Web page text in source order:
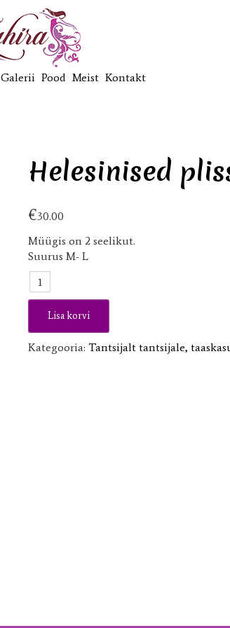
Galerii Pood Meist Kontakt
Helesinised
€30.00
Müügis on 2 seelikut.
Suurus M- L
Helesinised
plisseerseelikud
kogus
Lisa korvi
Kategooria: Tantsijalt tantsijale,